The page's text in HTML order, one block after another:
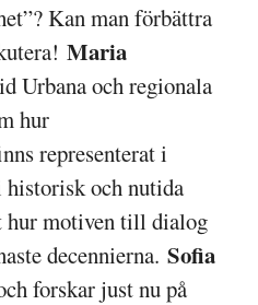
Kan man förbättra
Maria
Urbana och regionala
hur
representerat i
och nutida
hur motiven till dialog
decennierna.Sofia
forskar just nu på